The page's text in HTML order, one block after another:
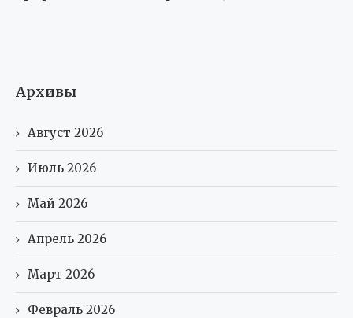
Архивы
Август 2026
Июль 2026
Май 2026
Апрель 2026
Март 2026
Февраль 2026